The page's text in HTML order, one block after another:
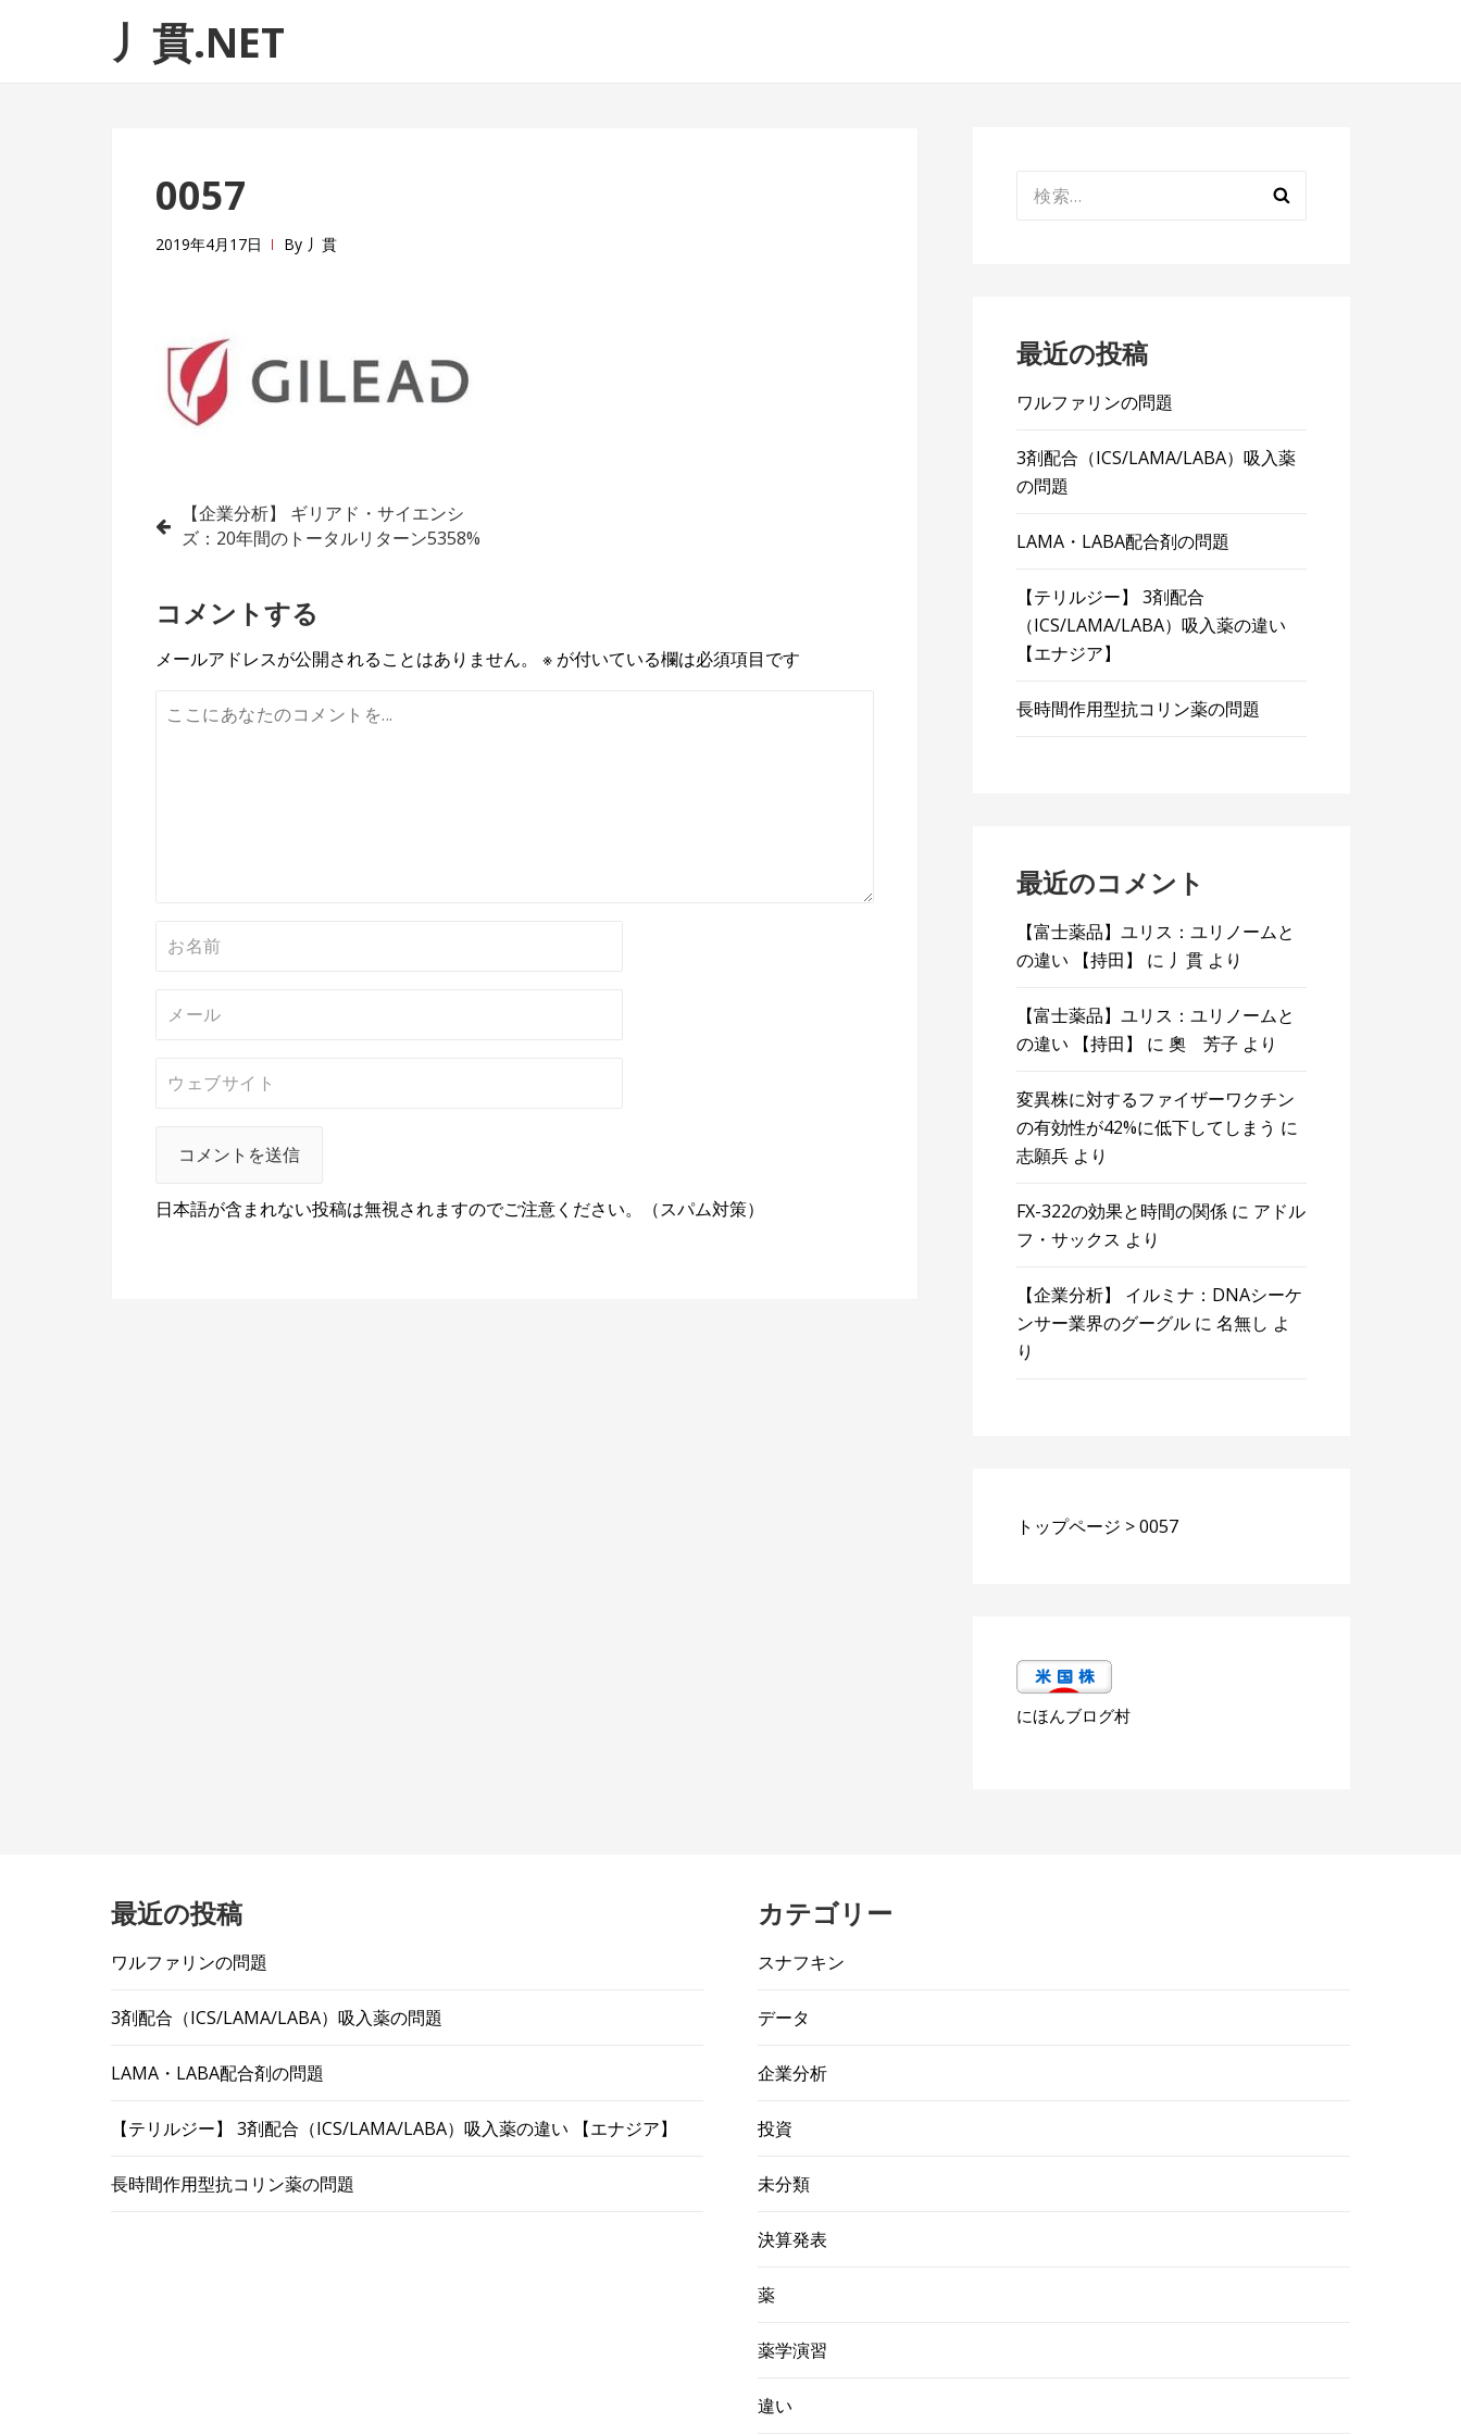
ゲ
テ丿貫.NET
0057
2019年4月17日 By 丿貫
投
稿
ナ
ビ
ー
【企業分析】 ギリアド・サイエンシ
ズ：20年間のトータルリターン5358%
コメントする
メールアドレスが公開されることはありません。 ※ が付いている欄は必須項目です
日本語が含まれない投稿は無視されますのでご注意ください。（スパム対策）
索:
最近の投稿
ワルファリンの問題
3剤配合（ICS/LAMA/LABA）吸入薬
の問題
LAMA・LABA配合剤の問題
【テリルジー】 3剤配合
（ICS/LAMA/LABA）吸入薬の違い
【エナジア】
長時間作用型抗コリン薬の問題
最近のコメント
【富士薬品】ユリス：ユリノームと
の違い 【持田】
に 丿貫 より
【富士薬品】ユリス：ユリノームと
の違い 【持田】
に奧 芳子 より
変異株に対するファイザーワクチン
の有効性が42%に低下してしまう に
志願兵 より
FX-322の効果と時間の関係 に アドル
フ・サックス より
【企業分析】 イルミナ：DNAシーケ
ンサー業界のグーグル に名無し よ
り
トップページ >0057
にほんブログ村
最近の投稿
ワルファリンの問題
3剤配合（ICS/LAMA/LABA）吸入薬の問題
LAMA・LABA配合剤の問題
【テリルジー】 3剤配合（ICS/LAMA/LABA）吸入薬の違い 【エナジア】
長時間作用型抗コリン薬の問題
カテゴリー
スナフキン
データ
企業分析
投資
未分類
決算発表
薬
薬学演習
違い